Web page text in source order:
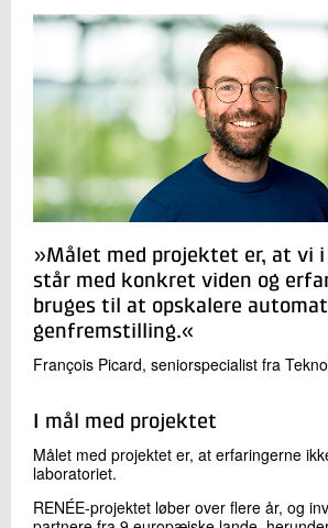
»Målet med projektet er, at vi i
står med konkret viden og
bruges til at opskalere
genfremstilling.«
François Picard, seniorspecialist fra
I mål med projektet
Målet med projektet er, at erfaringerne
laboratoriet.
RENÉE-projektet løber over flere år, og